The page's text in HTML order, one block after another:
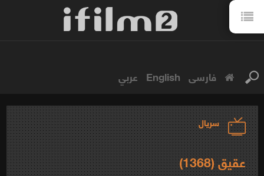
فارسی English عربي
سریال
عقیق (1368)